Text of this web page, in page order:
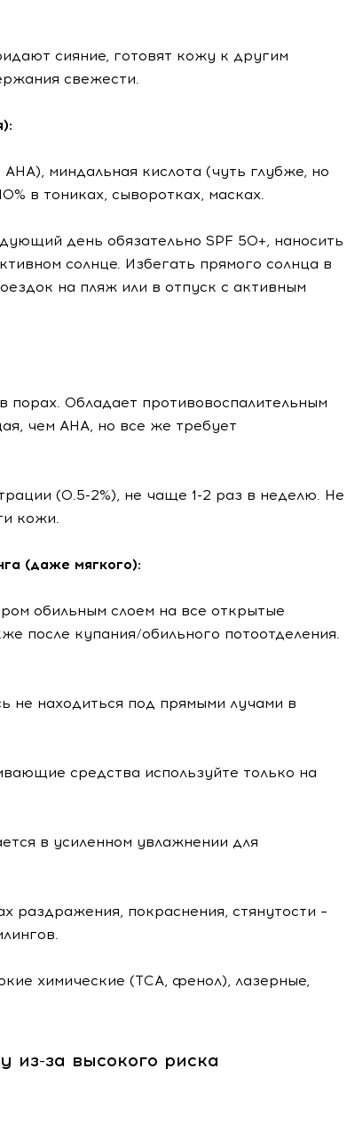
сияние, готовят кожу к другим
свежести.
миндальная кислота (чуть глубже, но
в тониках, сыворотках, масках.
день обязательно SPF 50+, наносить
солнце. Избегать прямого солнца в
на пляж или в отпуск с активным
порах. Обладает противовоспалительным
чем AHA, но все же требует
(0.5-2%), не чаще 1-2 раз в неделю. Не
кожи.
(даже мягкого):
обильным слоем на все открытые
после купания/обильного потоотделения.
не находиться под прямыми лучами в
средства используйте только на
в усиленном увлажнении для
раздражения, покраснения, стянутости –
химические (TCA, фенол), лазерные,
из-за высокого риска